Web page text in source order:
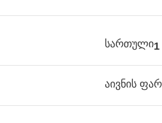
სართული1
აივნის